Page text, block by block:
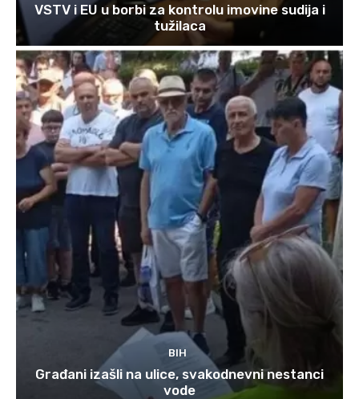
VSTV i EU u borbi za kontrolu imovine sudija i
tužilaca
BIH
Građani izašli na ulice, svakodnevni nestanci
vode